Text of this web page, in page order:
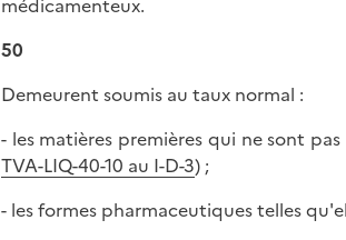
médicamenteux.
50
Demeurent soumis au taux normal :
- les matières premières qui ne sont
TVA-LIQ-40-10 au I-D-3) ;
- les formes pharmaceutiques telles